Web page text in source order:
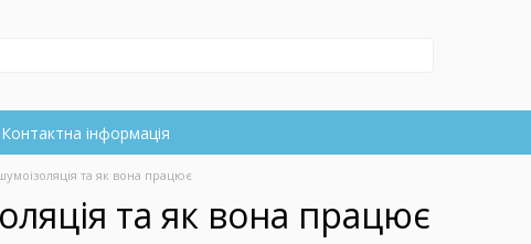
Контактна інформація
та як вона працює
та як вона працює